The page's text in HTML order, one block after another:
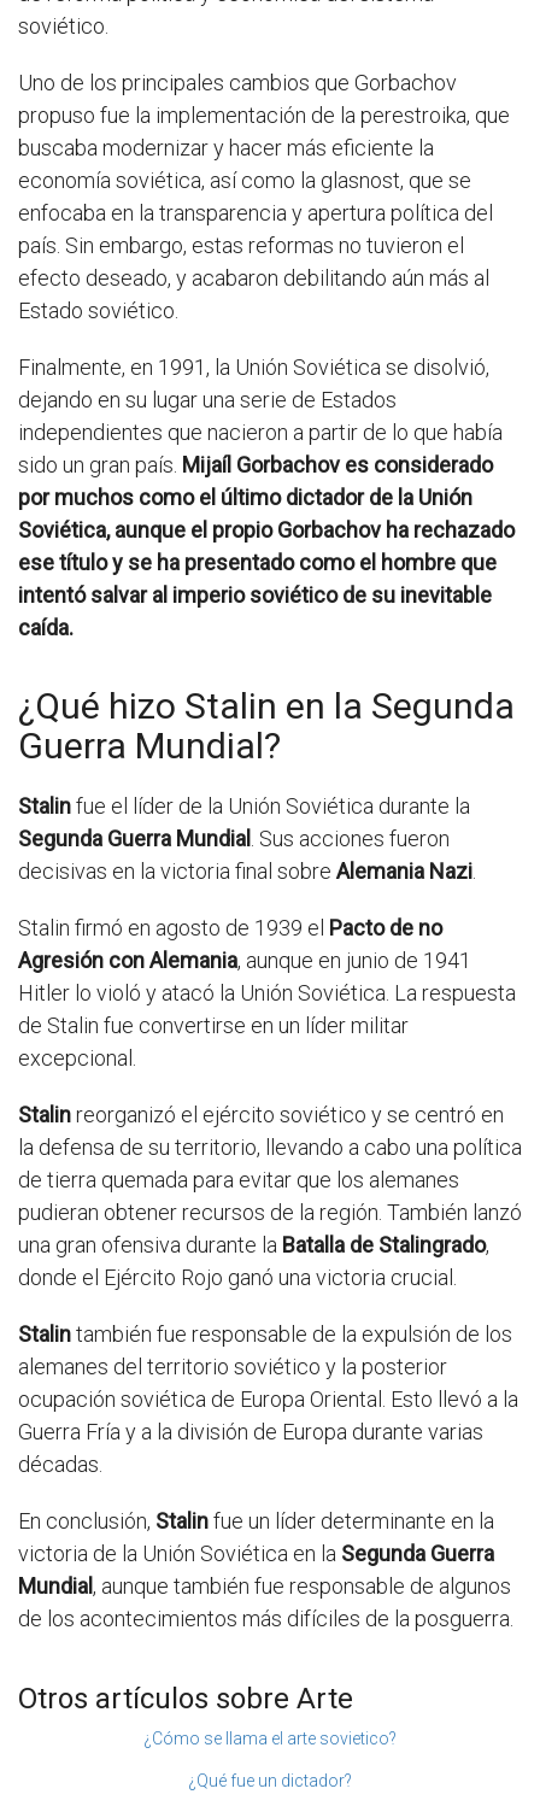
soviético.
Uno de los principales cambios que Gorbachov
propuso fue la implementación de la perestroika, que
buscaba modernizar y hacer más eficiente la
economía soviética, así como la glasnost, que se
enfocaba en la transparencia y apertura política del
país. Sin embargo, estas reformas no tuvieron el
efecto deseado, y acabaron debilitando aún más al
Estado soviético.
Finalmente, en 1991, la Unión Soviética se disolvió,
dejando en su lugar una serie de Estados
independientes que nacieron a partir de lo que había
sido un gran país. Mijaíl Gorbachov es considerado
por muchos como el último dictador de la Unión
Soviética, aunque el propio Gorbachov ha rechazado
ese título y se ha presentado como el hombre que
intentó salvar al imperio soviético de su inevitable
caída.
¿Qué hizo Stalin en la Segunda
Guerra Mundial?
Stalinfue el líder de la Unión Soviética durante la
Segunda Guerra Mundial . Sus acciones fueron
decisivas en la victoria final sobre Alemania Nazi.
Stalin firmó en agosto de 1939 el Pacto de no
Agresión con Alemania, aunque en junio de 1941
Hitler lo violó y atacó la Unión Soviética. La respuesta
de Stalin fue convertirse en un líder militar
excepcional.
Stalinreorganizó el ejército soviético y se centró en
la defensa de su territorio, llevando a cabo una política
de tierra quemada para evitar que los alemanes
pudieran obtener recursos de la región. También lanzó
una gran ofensiva durante la Batalla de Stalingrado,
donde el Ejército Rojo ganó una victoria crucial.
Stalintambién fue responsable de la expulsión de los
alemanes del territorio soviético y la posterior
ocupación soviética de Europa Oriental. Esto llevó a la
Guerra Fría y a la división de Europa durante varias
décadas.
En conclusión, Stalinfue un líder determinante en la
victoria de la Unión Soviética en la Segunda Guerra
Mundial, aunque también fue responsable de algunos
de los acontecimientos más difíciles de la posguerra.
Otros artículos sobre Arte
¿Cómo se llama el arte sovietico?
¿Qué fue un dictador?